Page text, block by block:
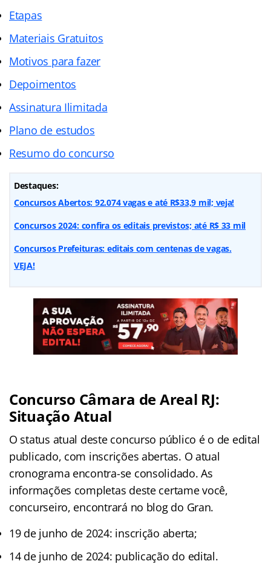
Etapas
Materiais Gratuitos
Motivos para fazer
Depoimentos
Assinatura Ilimitada
Plano de estudos
Resumo do concurso
Destaques:
Concursos Abertos: 92.074 vagas e até R$33,9 mil; veja!
Concursos 2024: confira os editais previstos; até R$ 33 mil
Concursos Prefeituras: editais com centenas de vagas.
VEJA!
Concurso Câmara de Areal RJ:
Situação Atual
O status atual deste concurso público é o de edital
publicado, com inscrições abertas. O atual
cronograma encontra-se consolidado. As
informações completas deste certame você,
concurseiro, encontrará no blog do Gran.
19 de junho de 2024: inscrição aberta;
14 de junho de 2024: publicação do edital.